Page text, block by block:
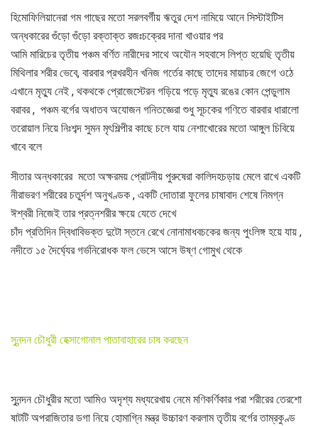
হিমোফিলিয়ানেরা গম গাছের মতো সরলবর্গীয় ঋতুর দেশ নামিয়ে আনে সিস্টাইটিস
অন্ধকারের গুঁড়ো গুঁড়ো রক্তাক্ত রজঃচক্রের দানা খাওয়ার পর
আমি মারিচের তৃতীয় পঞ্চম বর্ণিত নারীদের সাথে অযৌন সহবাসে লিপ্ত হয়েছি তৃতীয়
মিথিলার শরীর ভেবে, বারবার প্রখরহীন খনিজ গর্তের কাছে তাদের মায়াচর জেগে ওঠে
এখানে মৃত্যু নেই , থকথকে প্রোজেস্টেরন গড়িয়ে পড়ে মৃত্যু রঙের কোন পেন্ডুলাম
বরাবর , পঞ্চম বর্গের অধাতব অযোজন গনিতজ্ঞেরা শুধু সূচকের গণিতে বারবার ধারালো
তরোয়াল নিয়ে নিঃশব্দ সুমন মৃৎশিল্পীর কাছে চলে যায় নেশাখোরের মতো আঙ্গুল চিবিয়ে
খাবে বলে
সীতার অন্ধকারের মতো অক্ষরময় প্রোটনীয় পুরুষেরা কালিদহচড়ায় মেলে রাখে একটি
নীরাভরণ শরীরের চতুর্দশ অনুখণ্ডক , একটি দোতারা ফুলের চাষাবাদ শেষে নিমগ্ন
ঈশ্বরী নিজেই তার প্রত্নশরীর ক্ষয়ে যেতে দেখে
চাঁদ প্রতিদিন দ্বিধাবিভক্ত দুটো স্তনে রেখে নোনামাধবচকের জন্য পুংলিঙ্গ হয়ে যায় ,
নদীতে ১৫ দৈর্ঘ্যের গর্ভনিরোধক ফল ভেসে আসে উষ্ণ গোমুখ থেকে
সুনন্দন চৌধুরী হেক্সাগোনাল পাতাবাহারের চাষ করছেন
সুনন্দন চৌধুরীর মতো আমিও অদৃশ্য মধ্যরেখায় নেমে মণিকর্ণিকার পরা শরীরের তেরশো
ষাটটি অপরাজিতার ডগা নিয়ে হোমাগ্নি মন্ত্র উচ্চারণ করলাম তৃতীয় বর্গের তাম্রকুণ্ড